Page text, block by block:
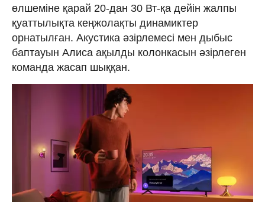
өлшеміне қарай 20-дан 30 Вт-қа дейін жалпы
қуаттылықта кеңжолақты динамиктер
орнатылған. Акустика әзірлемесі мен дыбыс
баптауын Алиса ақылды колонкасын әзірлеген
команда жасап шыққан.